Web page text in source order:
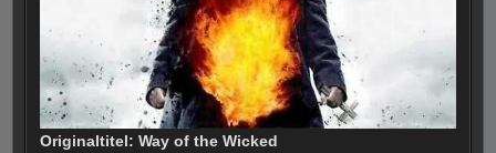
Originaltitel: Way of the Wicked